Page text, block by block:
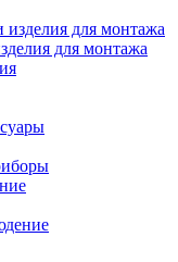
для монтажа